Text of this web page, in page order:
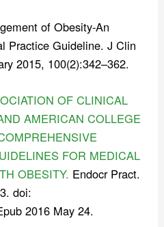
of Obesity-An
Practice Guideline. J Clin
2015, 100(2):342–362.
OF CLINICAL
AMERICAN COLLEGE
FOR MEDICAL
OBESITY. Endocr Pract.
doi:
2016 May 24.